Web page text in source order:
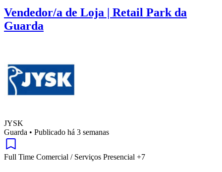
Vendedor/a de Loja | Retail Park da
Guarda
JYSK
Guarda • Publicado há 3 semanas
Full Time Comercial / Serviços Presencial +7